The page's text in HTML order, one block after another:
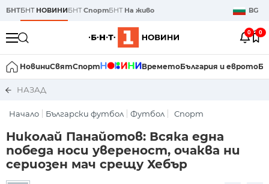
БНТБНТ НОВИНИБНТСпортБНТ На живо BG
0 0
НовиниСвятСпорт ВреметоБългария и еврото
НАЗАД
Начало Български футбол Футбол Спорт
Николай Панайотов: Всяка една
победа носи увереност, очаква ни
сериозен мач срещу Хебър